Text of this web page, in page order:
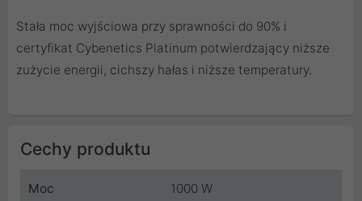
Stała moc wyjściowa przy sprawności do 90% i
certyfikat Cybenetics Platinum potwierdzający niższe
zużycie energii, cichszy hałas i niższe temperatury.
Cechy produktu
Moc 1000 W